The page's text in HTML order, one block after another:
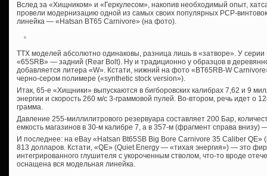
Вслед за «Хищником» и «Геркулесом», накопив необходимый опыт,
провели модернизацию одной из самых своих популярных PCP-
линейка — «Hatsan BT65 Carnivore» (на фото).
ТТХ моделей абсолютно одинаковы, разница лишь в «затворе». У серии
«65SRB» — задний (Rear Bolt). Ну и традиционно у образцов в
добавляется литера «W». Кстати, нижний на фото «BT65RB-W
черно-сером полимере («synthetic stock version»).
Итак, 65-е «Хищники» выпускаются в бигборовских калибрах 7,62 и 9
энергии и скорость 260 м/с 3-граммовой пулей. Во-втором, речь идет о
грамма.
Давление 255-миллилитрового резервуара составляет 200 Бар,
емкость магазинов в 30-м калибре 7, а в 357-м (фрагмент справа внизу)
И последнее: на eBay «Hatsan Bt65SB Big Bore Carnivore 35 Caliber QE»
813 долларов. Кстати, «QE» (Quiet Energy — «тихая энергия») — это
интегрированного глушителя с укороченным стволом, что-то вроде
оснащена вся модельная линейка.